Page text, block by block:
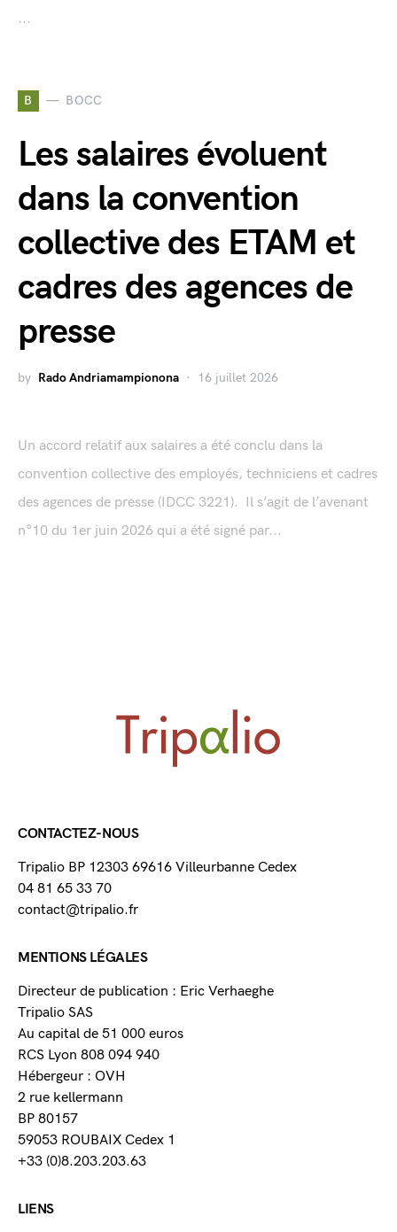
...
B BOCC
Les salaires évoluent
dans la convention
collective des ETAM et
cadres des agences de
presse
by Rado Andriamampionona 16 juillet 2026
Un accord relatif aux salaires a été conclu dans la
convention collective des employés, techniciens et cadres
des agences de presse (IDCC 3221). Il s’agit de l’avenant
n°10 du 1er juin 2026 qui a été signé par...
CONTACTEZ-NOUS
Tripalio BP 12303 69616 Villeurbanne Cedex
04 81 65 33 70
contact@tripalio.fr
MENTIONS LÉGALES
Directeur de publication : Eric Verhaeghe
Tripalio SAS
Au capital de 51 000 euros
RCS Lyon 808 094 940
Hébergeur : OVH
2 rue kellermann
BP 80157
59053 ROUBAIX Cedex 1
+33 (0)8.203.203.63
LIENS